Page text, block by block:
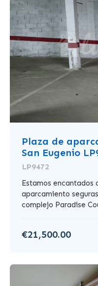
Plaza de
San Eugenio
LP9472
Estamos encantados
aparcamiento
complejo Paradise
€21,500.00